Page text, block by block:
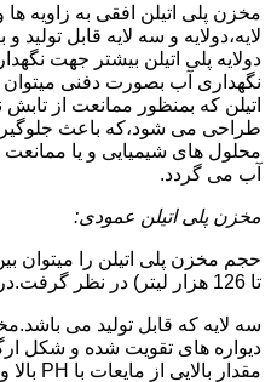
مخزن پلی اتیلن افقی به زاویه
لایه،دولایه و سه لایه قابل
دولایه پلی اتیلن بیشتر جهت
نگهداری آب بصورت دفنی
اتیلن که بمنظور ممانعت از
طراحی می شود،که باعث
محلول های شیمیایی و یا
آب می گردد.
مخزن پلی اتیلن عمودی:
تا 126 هزار لیتر) در نظر گرفت.در انواع تک لایه،دولایه و
سه لایه که قابل تولید می
دیواره های تقویت شده و شکل
مقدار بالایی از مایعات با PH بالا و پایین را دارد.